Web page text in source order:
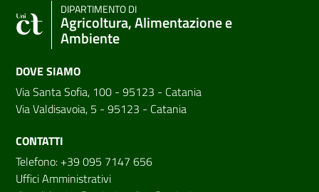
DIPARTIMENTO DI
Agricoltura, Alimentazione e
Ambiente
DOVE SIAMO
Via Santa Sofia, 100 - 95123 - Catania
Via Valdisavoia, 5 - 95123 - Catania
CONTATTI
Telefono: +39 095 7147 656
Uffici Amministrativi